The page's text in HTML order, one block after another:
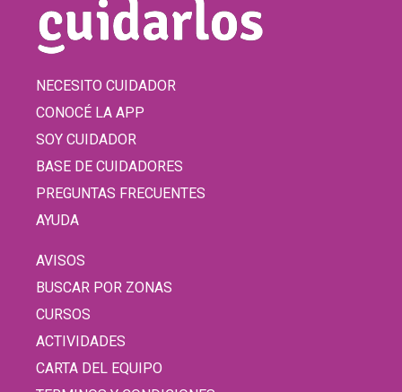
NECESITO CUIDADOR
CONOCÉ LA APP
SOY CUIDADOR
BASE DE CUIDADORES
PREGUNTAS FRECUENTES
AYUDA
AVISOS
BUSCAR POR ZONAS
CURSOS
ACTIVIDADES
CARTA DEL EQUIPO